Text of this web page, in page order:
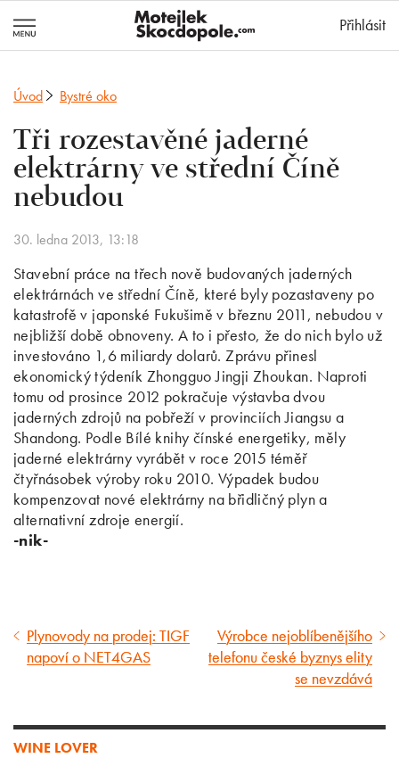
Přihlásit
Úvod Bystré oko
Tři rozestavěné jaderné
elektrárny ve střední Číně
nebudou
30. ledna 2013, 13:18
Stavební práce na třech nově budovaných jaderných
elektrárnách ve střední Číně, které byly pozastaveny po
katastrofě v japonské Fukušimě v březnu 2011, nebudou v
nejbližší době obnoveny. A to i přesto, že do nich bylo už
investováno 1,6 miliardy dolarů. Zprávu přinesl
ekonomický týdeník Zhongguo Jingji Zhoukan. Naproti
tomu od prosince 2012 pokračuje výstavba dvou
jaderných zdrojů na pobřeží v provinciích Jiangsu a
Shandong. Podle Bílé knihy čínské energetiky, měly
jaderné elektrárny vyrábět v roce 2015 téměř
čtyřnásobek výroby roku 2010. Výpadek budou
kompenzovat nové elektrárny na břidličný plyn a
alternativní zdroje energií.
-nik-
Předcházející
článek
Plynovody na prodej: TIGF
napoví o NET4GAS
Následující
článek
Výrobce nejoblíbenějšího
telefonu české byznys elity
se nevzdává
WINE LOVER